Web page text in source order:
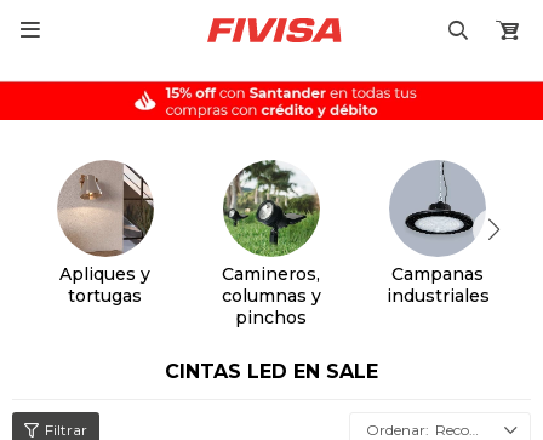

Apliques y
tortugas
Camineros,
columnas y
pinchos
Campanas
industriales
CINTAS LED EN SALE
Recomendados